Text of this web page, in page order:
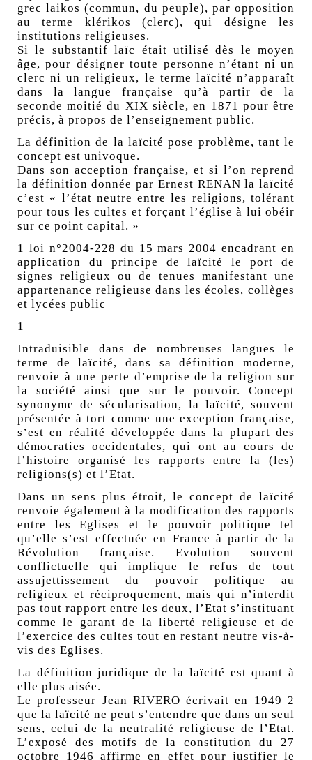
grec laikos (commun, du peuple), par opposition
au terme klérikos (clerc), qui désigne les
institutions religieuses.
Si le substantif laïc était utilisé dès le moyen
âge, pour désigner toute personne n’étant ni un
clerc ni un religieux, le terme laïcité n’apparaît
dans la langue française qu’à partir de la
seconde moitié du XIX siècle, en 1871 pour être
précis, à propos de l’enseignement public.
La définition de la laïcité pose problème, tant le
concept est univoque.
Dans son acception française, et si l’on reprend
la définition donnée par Ernest RENAN la laïcité
c’est « l’état neutre entre les religions, tolérant
pour tous les cultes et forçant l’église à lui obéir
sur ce point capital. »
1 loi n°2004-228 du 15 mars 2004 encadrant en
application du principe de laïcité le port de
signes religieux ou de tenues manifestant une
appartenance religieuse dans les écoles, collèges
et lycées public
1
Intraduisible dans de nombreuses langues le
terme de laïcité, dans sa définition moderne,
renvoie à une perte d’emprise de la religion sur
la société ainsi que sur le pouvoir. Concept
synonyme de sécularisation, la laïcité, souvent
présentée à tort comme une exception française,
s’est en réalité développée dans la plupart des
démocraties occidentales, qui ont au cours de
l’histoire organisé les rapports entre la (les)
religions(s) et l’Etat.
Dans un sens plus étroit, le concept de laïcité
renvoie également à la modification des rapports
entre les Eglises et le pouvoir politique tel
qu’elle s’est effectuée en France à partir de la
Révolution française. Evolution souvent
conflictuelle qui implique le refus de tout
assujettissement du pouvoir politique au
religieux et réciproquement, mais qui n’interdit
pas tout rapport entre les deux, l’Etat s’instituant
comme le garant de la liberté religieuse et de
l’exercice des cultes tout en restant neutre vis-à-
vis des Eglises.
La définition juridique de la laïcité est quant à
elle plus aisée.
Le professeur Jean RIVERO écrivait en 1949 2
que la laïcité ne peut s’entendre que dans un seul
sens, celui de la neutralité religieuse de l’Etat.
L’exposé des motifs de la constitution du 27
octobre 1946 affirme en effet pour justifier le